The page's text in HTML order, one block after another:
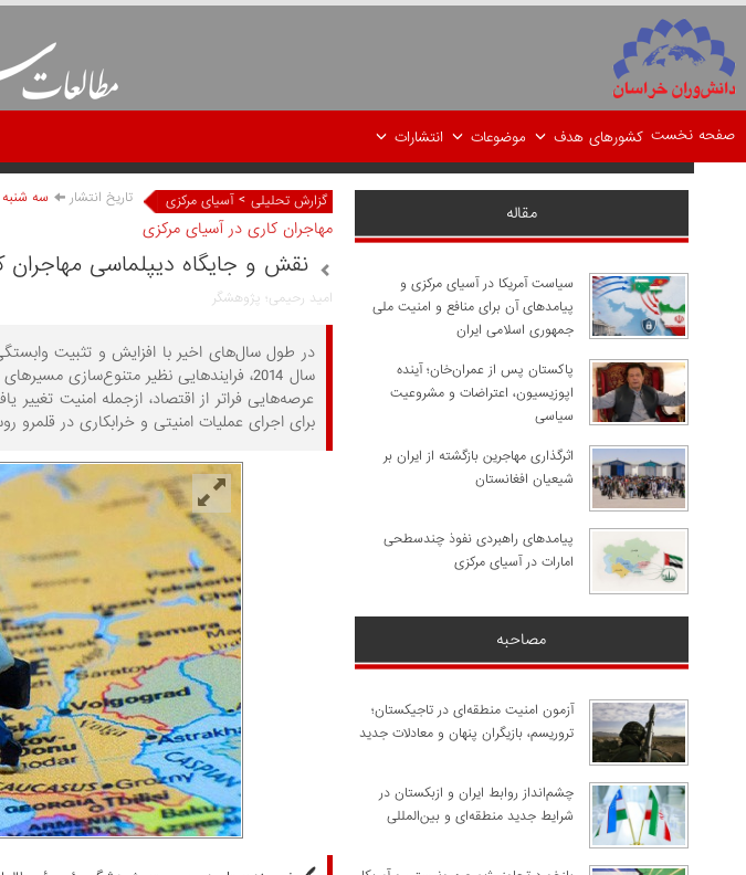
صفحه نخست کشورهای هدف موضوعات انتشارات
گزارش تحلیلی > آسیای مرکزی تاریخ انتشار سه شنبه ۲۱ بهمن ۱۴۰۴ ساعت ۱۲:۴۸
مهاجران کاری در آسیای مرکزی
نقش و جایگاه دیپلماسی مهاجران
امید رحیمی؛ پژوهشگر
در طول سال‌های اخیر با افزایش و تثبیت
سال 2014، فرایندهایی نظیر متنوع‌سازی
عرصه‌هایی فراتر از اقتصاد، ازجمله امنیت
برای اجرای عملیات امنیتی و خرابکاری در قلمرو
مقاله
سیاست آمریکا در آسیای مرکزی و
پیامدهای آن برای منافع و امنیت ملی
جمهوری اسلامی ایران
پاکستان پس از عمران‌خان؛ آینده
اپوزیسیون، اعتراضات و مشروعیت
سیاسی
اثرگذاری مهاجرین بازگشته از ایران بر
شیعیان افغانستان
پیامدهای راهبردی نفوذ چندسطحی
امارات در آسیای مرکزی
مصاحبه
آزمون امنیت منطقه‌ای در تاجیکستان؛
تروریسم، بازیگران پنهان و معادلات جدید
چشم‌انداز روابط ایران و ازبکستان در
شرایط جدید منطقه‌ای و بین‌المللی